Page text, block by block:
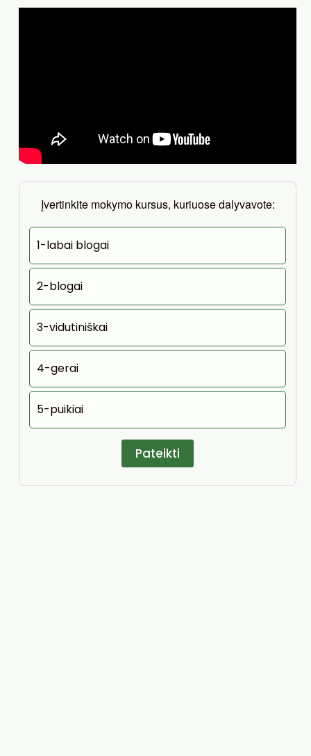
Įvertinkite mokymo kursus, kuriuose dalyvavote:
1-labai blogai
2-blogai
3-vidutiniškai
4-gerai
5-puikiai